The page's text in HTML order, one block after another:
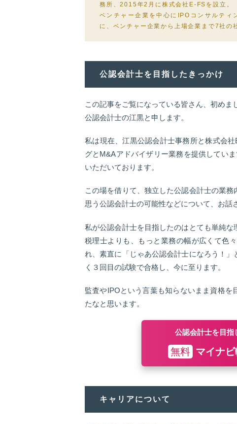
務所、2015年2月に株式会社E-FSを設立。
ベンチャー企業を中心にIPOコンサルティ
に、ベンチャー企業から上場企業まで7社の
公認会計士を目指したきっかけ
この記事をご覧になっている皆さん、初めま
公認会計士の江黒と申します。
私は現在、江黒公認会計士事務所と株式会
グとM&Aアドバイザリー業務を提供してい
いただいております。
この場を借りて、独立した公認会計士の業
思う公認会計士の可能性などについて、お話
私が公認会計士を目指したのはとても単純
税理士よりも、もっと業務の幅が広くて色
れ、素直に「じゃあ公認会計士になろう！
く３回目の試験で合格し、今に至ります。
監査やIPOという言葉も知らないまま資格
たなと思います。
公認会計士を目指
無料 マイナ
キャリアについて